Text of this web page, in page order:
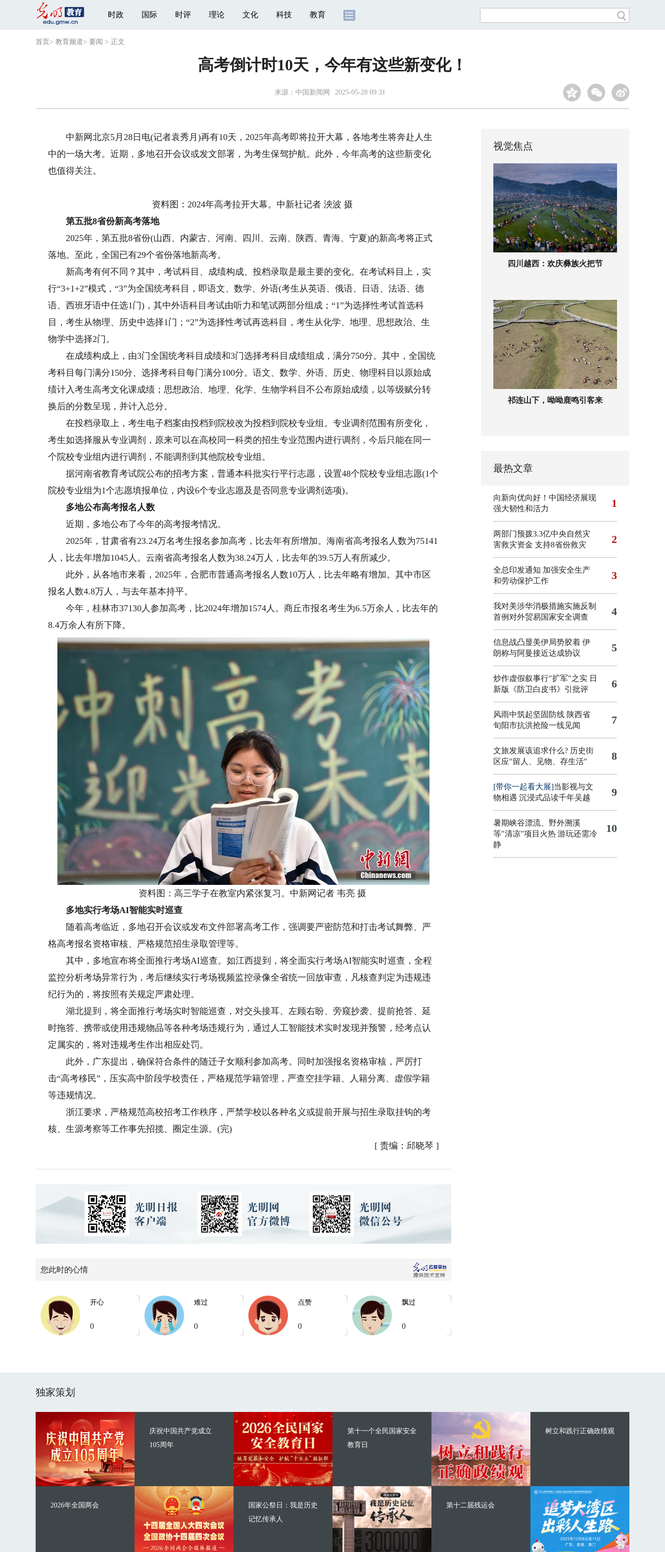
时政 国际 时评 理论 文化 科技 教育
首页 > 教育频道> 要闻 > 正文
高考倒计时10天，今年有这些新变化！
来源： 中国新闻网 2025-05-28 09:31
中新网北京5月28日电(记者袁秀月)再有10天，2025年高考即将拉开大幕，各地考生将奔赴人生
中的一场大考。近期，多地召开会议或发文部署，为考生保驾护航。此外，今年高考的这些新变化
也值得关注。
资料图：2024年高考拉开大幕。中新社记者 泱波 摄
第五批8省份新高考落地
2025年，第五批8省份(山西、内蒙古、河南、四川、云南、陕西、青海、宁夏)的新高考将正式
落地。至此，全国已有29个省份落地新高考。
新高考有何不同？其中，考试科目、成绩构成、投档录取是最主要的变化。在考试科目上，实
行“3+1+2”模式，“3”为全国统考科目，即语文、数学、外语(考生从英语、俄语、日语、法语、德
语、西班牙语中任选1门)，其中外语科目考试由听力和笔试两部分组成；“1”为选择性考试首选科
目，考生从物理、历史中选择1门；“2”为选择性考试再选科目，考生从化学、地理、思想政治、生
物学中选择2门。
在成绩构成上，由3门全国统考科目成绩和3门选择考科目成绩组成，满分750分。其中，全国统
考科目每门满分150分、选择考科目每门满分100分。语文、数学、外语、历史、物理科目以原始成
绩计入考生高考文化课成绩；思想政治、地理、化学、生物学科目不公布原始成绩，以等级赋分转
换后的分数呈现，并计入总分。
在投档录取上，考生电子档案由投档到院校改为投档到院校专业组。专业调剂范围有所变化，
考生如选择服从专业调剂，原来可以在高校同一科类的招生专业范围内进行调剂，今后只能在同一
个院校专业组内进行调剂，不能调剂到其他院校专业组。
据河南省教育考试院公布的招考方案，普通本科批实行平行志愿，设置48个院校专业组志愿(1个
院校专业组为1个志愿填报单位，内设6个专业志愿及是否同意专业调剂选项)。
多地公布高考报名人数
近期，多地公布了今年的高考报考情况。
2025年，甘肃省有23.24万名考生报名参加高考，比去年有所增加。海南省高考报名人数为75141
人，比去年增加1045人。云南省高考报名人数为38.24万人，比去年的39.5万人有所减少。
此外，从各地市来看，2025年，合肥市普通高考报名人数10万人，比去年略有增加。其中市区
报名人数4.8万人，与去年基本持平。
今年，桂林市37130人参加高考，比2024年增加1574人。商丘市报名考生为6.5万余人，比去年的
8.4万余人有所下降。
资料图：高三学子在教室内紧张复习。中新网记者 韦亮 摄
多地实行考场AI智能实时巡查
随着高考临近，多地召开会议或发布文件部署高考工作，强调要严密防范和打击考试舞弊、严
格高考报名资格审核、严格规范招生录取管理等。
其中，多地宣布将全面推行考场AI巡查。如江西提到，将全面实行考场AI智能实时巡查，全程
监控分析考场异常行为，考后继续实行考场视频监控录像全省统一回放审查，凡核查判定为违规违
纪行为的，将按照有关规定严肃处理。
湖北提到，将全面推行考场实时智能巡查，对交头接耳、左顾右盼、旁窥抄袭、提前抢答、延
时拖答、携带或使用违规物品等各种考场违规行为，通过人工智能技术实时发现并预警，经考点认
定属实的，将对违规考生作出相应处罚。
此外，广东提出，确保符合条件的随迁子女顺利参加高考。同时加强报名资格审核，严厉打
击“高考移民”，压实高中阶段学校责任，严格规范学籍管理，严查空挂学籍、人籍分离、虚假学籍
等违规情况。
浙江要求，严格规范高校招考工作秩序，严禁学校以各种名义或提前开展与招生录取挂钩的考
核、生源考察等工作事先招揽、圈定生源。(完)
[ 责编：邱晓琴 ]
您此时的心情
开心
0
难过
0
点赞
0
飘过
0
视觉焦点
四川越西：欢庆彝族火把节
祁连山下，呦呦鹿鸣引客来
最热文章
向新向优向好！中国经济展现
强大韧性和活力
1
两部门预拨3.3亿中央自然灾
害救灾资金 支持8省份救灾
2
全总印发通知 加强安全生产
和劳动保护工作
3
我对美涉华消极措施实施反制
首例对外贸易国家安全调查
4
信息战凸显美伊局势胶着 伊
朗称与阿曼接近达成协议
5
炒作虚假叙事行"扩军"之实 日
新版《防卫白皮书》引批评
6
风雨中筑起坚固防线 陕西省
旬阳市抗洪抢险一线见闻
7
文旅发展该追求什么? 历史街
区应"留人、见物、存生活"
8
[带你一起看大展]当影视与文
物相遇 沉浸式品读千年吴越
9
暑期峡谷漂流、野外溯溪
等"清凉"项目火热 游玩还需冷
静
10
独家策划
庆祝中国共产党成立
105周年
2026年全国两会
第十一个全民国家安全
教育日
国家公祭日：我是历史
记忆传承人
树立和践行正确政绩观
第十二届残运会